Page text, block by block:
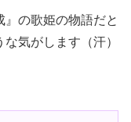
』の歌姫の物語だと
気がします（汗）